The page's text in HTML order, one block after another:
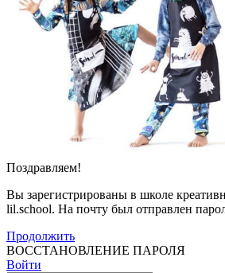
Поздравляем!
Вы зарегистрированы в школе
lil.school. На почту был отправлен
Продолжить
ВОССТАНОВЛЕНИЕ ПАРОЛЯ
Войти